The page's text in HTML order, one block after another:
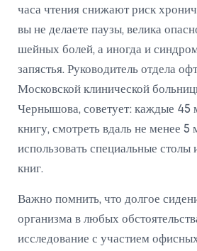
часа чтения снижают риск
вы не делаете паузы, велика
шейных болей, а иногда и
запястья. Руководитель отдела
Московской клинической
Чернышова, советует: каждые 45
книгу, смотреть вдаль не менее
использовать специальные
книг.
Важно помнить, что долгое
организма в любых
исследование с участием